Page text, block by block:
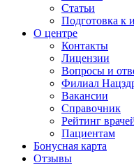
Статьи
Подготовка к
О центре
Контакты
Лицензии
Вопросы и
Филиал
Вакансии
Справочник
Рейтинг
Пациентам
Бонусная карта
Отзывы